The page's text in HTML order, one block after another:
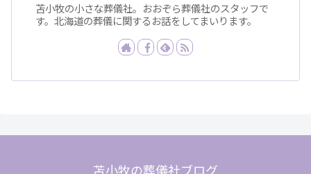
苫小牧の小さな葬儀社。おおぞら葬儀社のスタッフで
す。北海道の葬儀に関するお話をしてまいります。
苫小牧の葬儀社ブログ